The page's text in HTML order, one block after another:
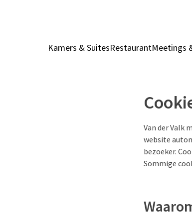
Kamers & SuitesRestaurantMeetings
Van der Valk
website
bezoeker.
Sommige